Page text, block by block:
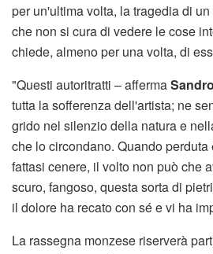
per un'ultima volta, la tragedia di
che non si cura di vedere le cose
chiede, almeno per una volta, di
"Questi autoritratti – afferma
tutta la sofferenza dell'artista; ne
grido nel silenzio della natura e
che lo circondano. Quando
fattasi cenere, il volto non può che
scuro, fangoso, questa sorta di
il dolore ha recato con sé e vi ha
La rassegna monzese riserverà